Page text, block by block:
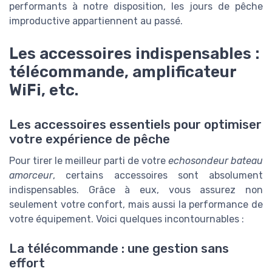
performants à notre disposition, les jours de pêche
improductive appartiennent au passé.
Les accessoires indispensables :
télécommande, amplificateur
WiFi, etc.
Les accessoires essentiels pour optimiser
votre expérience de pêche
Pour tirer le meilleur parti de votre echosondeur bateau
amorceur, certains accessoires sont absolument
indispensables. Grâce à eux, vous assurez non
seulement votre confort, mais aussi la performance de
votre équipement. Voici quelques incontournables :
La télécommande : une gestion sans
effort